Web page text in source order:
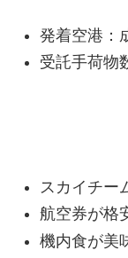
発着空港：
受託手荷物
スカイチー
航空券が格
機内食が美